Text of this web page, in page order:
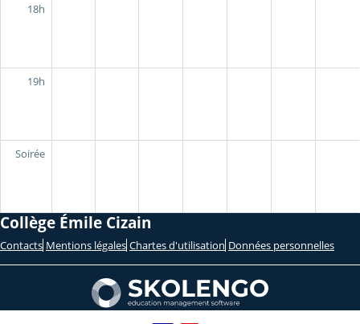
18h
19h
Soirée
Collège Émile Cizain
Contacts Mentions légales Chartes d'utilisation Données personnelles